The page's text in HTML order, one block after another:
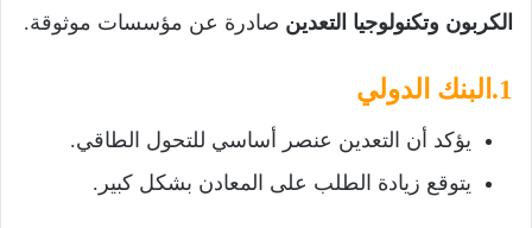
الكربون وتكنولوجيا التعدين صادرة عن مؤسسات موثوقة.
1.البنك الدولي
يؤكد أن التعدين عنصر أساسي للتحول الطاقي.
يتوقع زيادة الطلب على المعادن بشكل كبير.